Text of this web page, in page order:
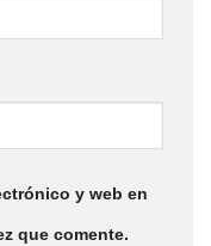
y web en
que comente.